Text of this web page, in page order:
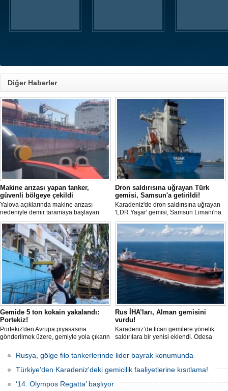
Diğer Haberler
Makine arızası yapan tanker,
güvenli bölgeye çekildi
Yalova açıklarında makine arızası
nedeniyle demir taramaya başlayan
tanker, römorkör eşliğinde güvenli
şekilde demirleme sahasına alındı.
Dron saldırısına uğrayan Türk
gemisi, Samsun'a getirildi!
Karadeniz'de dron saldırısına uğrayan
'LDR Yaşar' gemisi, Samsun Limanı'na
güvenli bir şekilde ulaştı. Saldırıda can
kaybı yaşanmadı, ancak büyük çapta
maddi hasar oluştu.
Gemide 5 ton kokain yakalandı:
Portekiz!
Portekiz'den Avrupa piyasasına
gönderilmek üzere, gemiyle yola çıkarın
hava ve deniz kuvvetlerinin
operasyonuyla durduruldu. Operasyon
kapsamında, gemideki iki yabancı
uyruklu kişi bir gemi mürettebatı
gözaltına alındı.
Rus İHA’ları, Alman gemisini
vurdu!
Karadeniz’de ticari gemilere yönelik
saldırılara bir yenisi eklendi. Odesa
aldığı Alman işletmesindeki Emil
gemisinde yangın çıktı; teknik sistemler
durunca mürettebat tahliye edildi.
Rusya, gölge filo tankerlerinde lider bayrak konumunda
Türkiye’den Karadeniz'deki gemicilik faaliyetlerine kısıtlama!
‘14. Olympos Regatta’ başlıyor